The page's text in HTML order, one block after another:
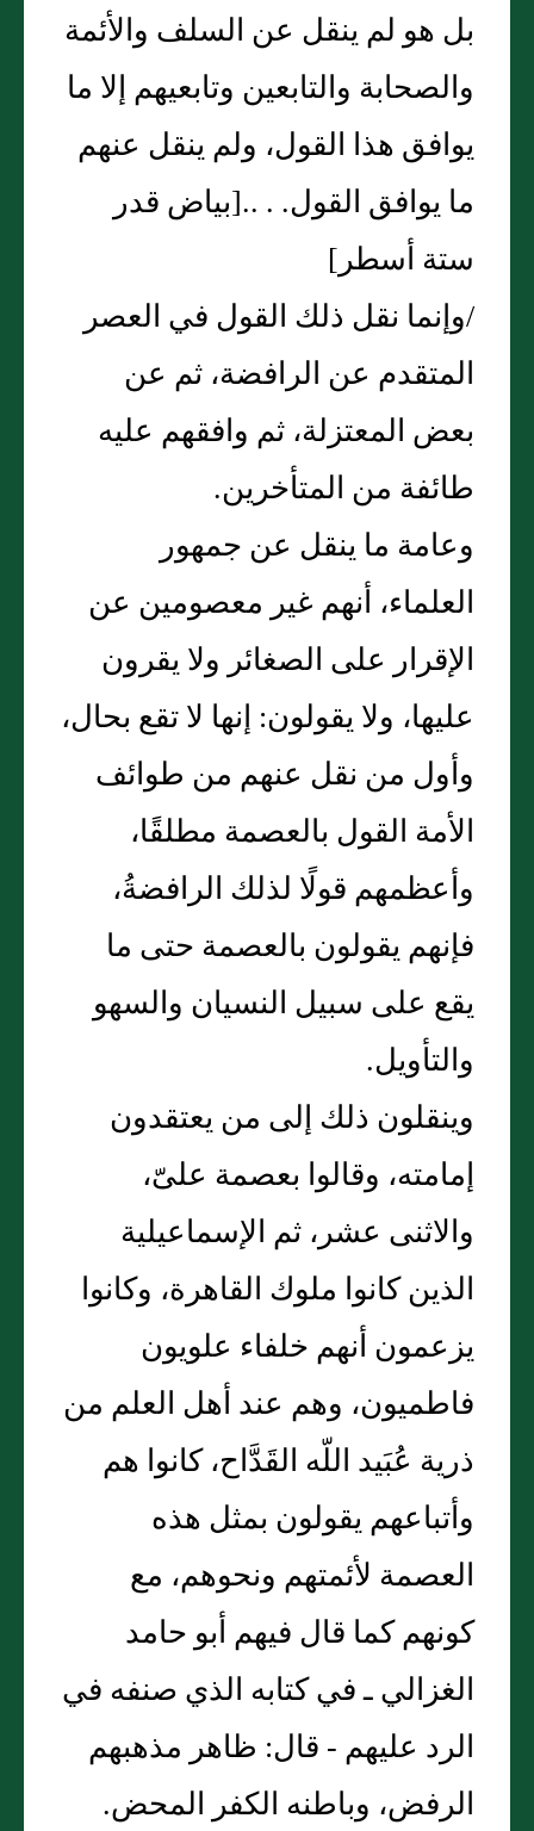
بل هو لم ينقل عن السلف والأئمة
والصحابة والتابعين وتابعيهم إلا ما
يوافق هذا القول، ولم ينقل عنهم
ما يوافق القول‏.‏ ‏.‏ ‏.‏‏.‏[بياض قدر
ستة أسطر]‏
/وإنما نقل ذلك القول في العصر
المتقدم عن الرافضة، ثم عن
بعض المعتزلة، ثم وافقهم عليه
طائفة من المتأخرين‏.‏
وعامة ما ينقل عن جمهور
العلماء، أنهم غير معصومين عن
الإقرار على الصغائر ولا يقرون
عليها، ولا يقولون‏:‏ إنها لا تقع بحال،
وأول من نقل عنهم من طوائف
الأمة القول بالعصمة مطلقًا،
وأعظمهم قولًا لذلك الرافضةُ،
فإنهم يقولون بالعصمة حتى ما
يقع على سبيل النسيان والسهو
والتأويل‏.‏
وينقلون ذلك إلى من يعتقدون
إمامته، وقالوا بعصمة علىّ،
والاثنى عشر، ثم الإسماعيلية
الذين كانوا ملوك القاهرة، وكانوا
يزعمون أنهم خلفاء علويون
فاطميون، وهم عند أهل العلم من
ذرية عُبَيد اللّه القَدَّاح، كانوا هم
وأتباعهم يقولون بمثل هذه
العصمة لأئمتهم ونحوهم، مع
كونهم كما قال فيهم أبو حامد
الغزالي ـ في كتابه الذي صنفه في
الرد عليهم - قال‏:‏ ظاهر مذهبهم
الرفض، وباطنه الكفر المحض‏.‏